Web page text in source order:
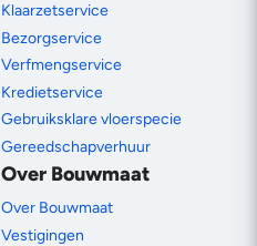
Klaarzetservice
Bezorgservice
Verfmengservice
Kredietservice
Gebruiksklare vloerspecie
Gereedschapverhuur
Over Bouwmaat
Over Bouwmaat
Vestigingen